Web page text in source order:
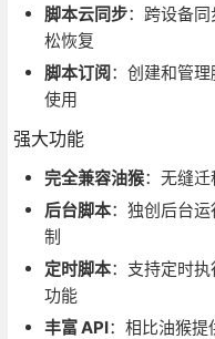
脚本云同步：跨设备
松恢复
脚本订阅：创建和管
使用
强大功能
完全兼容油猴：无缝
后台脚本：独创后台
制
定时脚本：支持定时
功能
丰富 API：相比油猴提